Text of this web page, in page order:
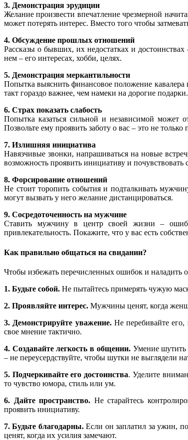
3. Демонстрация эрудиции
Желание произвести впечатление чрезмерной
может потерять интерес. Вместо того чтобы
4. Обсуждение прошлых отношений
Рассказы о бывших, их недостатках и достоинствах
нем – его интересах, хобби, целях.
5. Демонстрация меркантильности
Попытка выяснить финансовое положение
такт гораздо важнее, чем намеки на дорогие подарки.
6. Страх показать слабость
Попытка казаться сильной и независимой может
Позвольте ему проявить заботу о вас – это не
7. Излишняя инициатива
Навязчивые звонки, напрашиваться на новые
возможность проявить инициативу и почувствовать
8. Форсирование отношений
Не стоит торопить события и подталкивать
могут вызвать у него желание дистанцироваться.
9. Сосредоточенность на мужчине
Ставить мужчину в центр своей жизни –
привлекательность. Покажите, что у вас есть
Как правильно общаться на свидании?
Чтобы избежать перечисленных ошибок и
1. Будьте собой. Не пытайтесь примерять чужую
2. Проявляйте интерес. Мужчины ценят, когда
3. Демонстрируйте уважение.Не перебивайте
свое мнение тактично.
4. Создавайте легкость в общении.Умение шутить
– не переусердствуйте, чтобы шутки не выглядели
5. Подчеркивайте его достоинства. Уделите
то чувство юмора, стиль или ум.
6. Дайте пространство. Не старайтесь
проявить инициативу.
7. Будьте благодарны.Если он заплатил за ужин,
ценят, когда их усилия замечают.